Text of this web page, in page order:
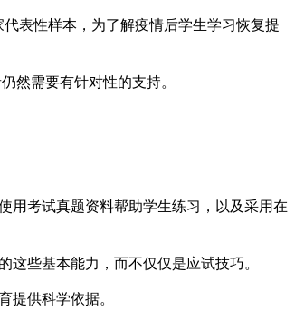
代表性样本，为了解疫情后学生学习恢复提
然需要有针对性的支持。
用考试真题资料帮助学生练习，以及采用在
些基本能力，而不仅仅是应试技巧。
供科学依据。